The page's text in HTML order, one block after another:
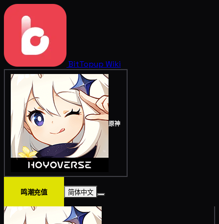
BitTopup Wiki
原神
鸣潮充值 简体中文